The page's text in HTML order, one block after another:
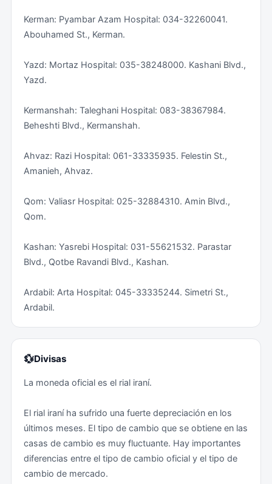
Kerman: Pyambar Azam Hospital: 034-32260041.
Abouhamed St., Kerman.
Yazd: Mortaz Hospital: 035-38248000. Kashani Blvd.,
Yazd.
Kermanshah: Taleghani Hospital: 083-38367984.
Beheshti Blvd., Kermanshah.
Ahvaz: Razi Hospital: 061-33335935. Felestin St.,
Amanieh, Ahvaz.
Qom: Valiasr Hospital: 025-32884310. Amin Blvd.,
Qom.
Kashan: Yasrebi Hospital: 031-55621532. Parastar
Blvd., Qotbe Ravandi Blvd., Kashan.
Ardabil: Arta Hospital: 045-33335244. Simetri St.,
Ardabil.
💱Divisas
La moneda oficial es el rial iraní.
El rial iraní ha sufrido una fuerte depreciación en los
últimos meses. El tipo de cambio que se obtiene en las
casas de cambio es muy fluctuante. Hay importantes
diferencias entre el tipo de cambio oficial y el tipo de
cambio de mercado.